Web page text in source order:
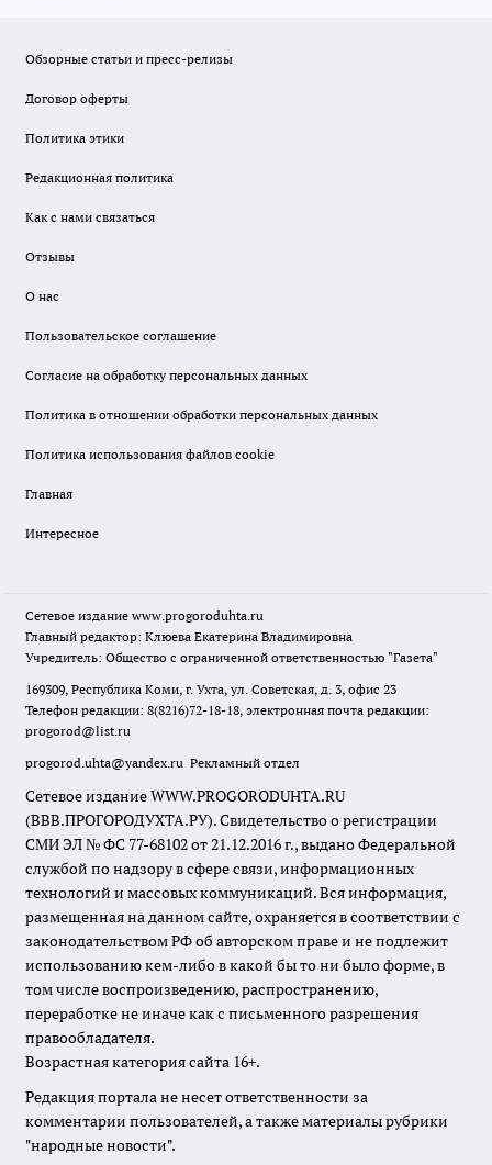
Обзорные статьи и пресс-релизы
Договор оферты
Политика этики
Редакционная политика
Как с нами связаться
Отзывы
О нас
Пользовательское соглашение
Согласие на обработку персональных данных
Политика в отношении обработки персональных данных
Политика использования файлов cookie
Главная
Интересное
Сетевое издание www.progoroduhta.ru
Главный редактор: Клюева Екатерина Владимировна
Учредитель: Общество с ограниченной ответственностью "Газета"
169309, Республика Коми, г. Ухта, ул. Советская, д. 3, офис 23
Телефон редакции: 8(8216)72-18-18, электронная почта редакции:
progorod@list.ru
progorod.uhta@yandex.ru Рекламный отдел
Сетевое издание WWW.PROGORODUHTA.RU
(ВВВ.ПРОГОРОДУХТА.РУ). Свидетельство о регистрации
СМИ ЭЛ № ФС 77-68102 от 21.12.2016 г., выдано Федеральной
службой по надзору в сфере связи, информационных
технологий и массовых коммуникаций. Вся информация,
размещенная на данном сайте, охраняется в соответствии с
законодательством РФ об авторском праве и не подлежит
использованию кем-либо в какой бы то ни было форме, в
том числе воспроизведению, распространению,
переработке не иначе как с письменного разрешения
правообладателя.
Возрастная категория сайта 16+.
Редакция портала не несет ответственности за
комментарии пользователей, а также материалы рубрики
"народные новости".